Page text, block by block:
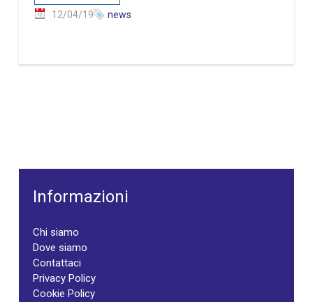
12/04/19 news
Informazioni
Chi siamo
Dove siamo
Contattaci
Privacy Policy
Cookie Policy